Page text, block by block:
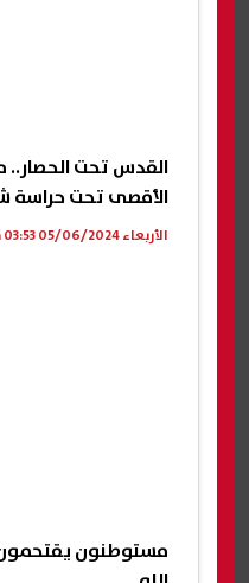
القدس تحت
الأقصى تحت حراسة
الأربعاء 05/06/2024 03:53 م
مستوطنون